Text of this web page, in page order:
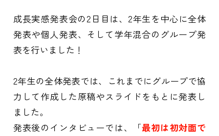
成長実感発表会の2日目は、2年生を中心に全体
発表や個人発表、そして学年混合のグループ発
表を行いました！
2年生の全体発表では、これまでにグループで協
力して作成した原稿やスライドをもとに発表し
ました。
発表後のインタビューでは、「最初は初対面で